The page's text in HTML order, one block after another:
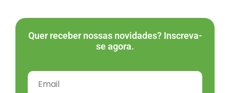
Quer receber nossas novidades? Inscreva-
se agora.